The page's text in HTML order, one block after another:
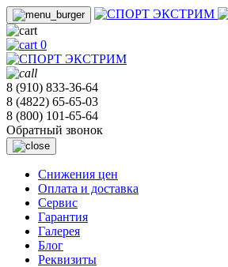
0
8 (910) 833-36-64
8 (4822) 65-65-03
8 (800) 101-65-64
Обратный звонок
Cнижения цен
Оплата и доставка
Сервис
Гарантия
Галерея
Блог
Реквизиты